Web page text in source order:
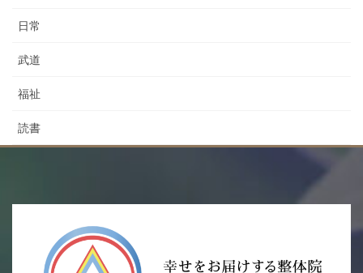
日常
武道
福祉
読書